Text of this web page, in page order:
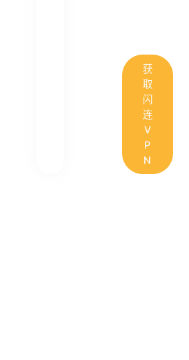
获
取
闪
连
V
P
N